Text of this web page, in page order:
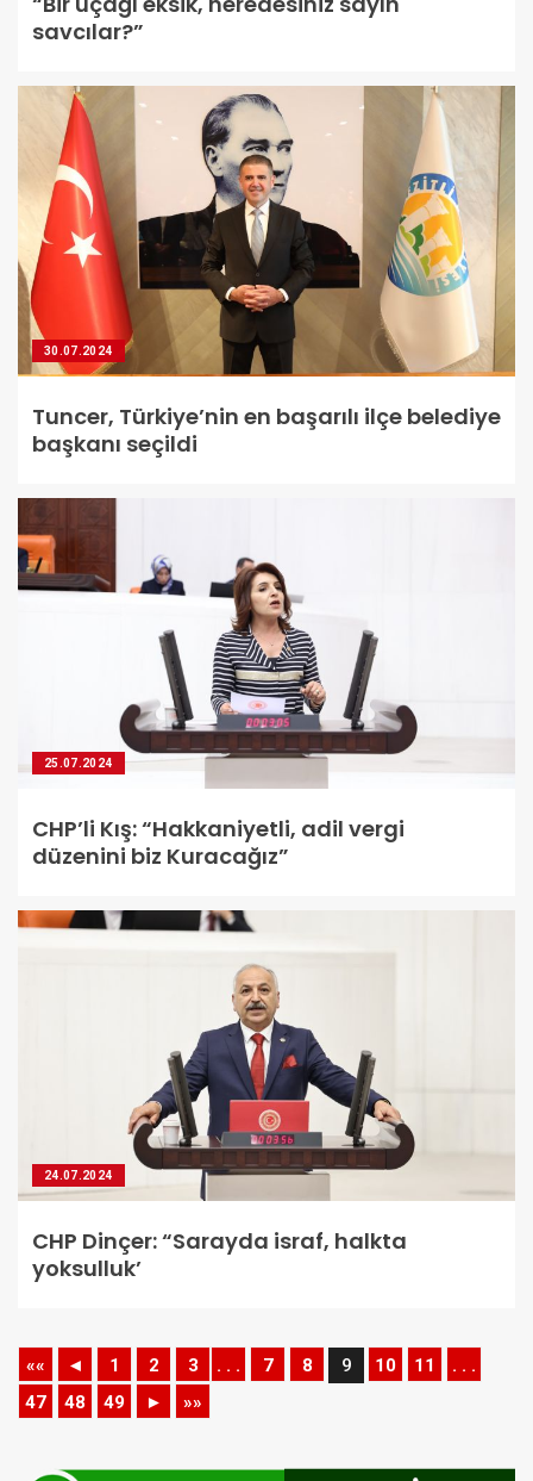
savcılar?”
30.07.2024
Tuncer, Türkiye’nin en başarılı ilçe belediye
başkanı seçildi
25.07.2024
CHP’li Kış: “Hakkaniyetli, adil vergi
düzenini biz Kuracağız”
24.07.2024
CHP Dinçer: “Sarayda israf, halkta
yoksulluk’
«« ◄ 1 2 3 . . . 7 8 9 10 11
. . .
47
48 49 ► »»